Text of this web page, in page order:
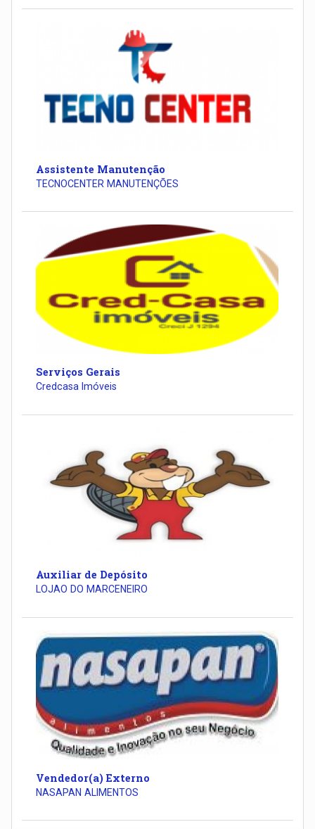
Assistente Manutenção
TECNOCENTER MANUTENÇÕES
Serviços Gerais
Credcasa Imóveis
Auxiliar de Depósito
LOJAO DO MARCENEIRO
Vendedor(a) Externo
NASAPAN ALIMENTOS